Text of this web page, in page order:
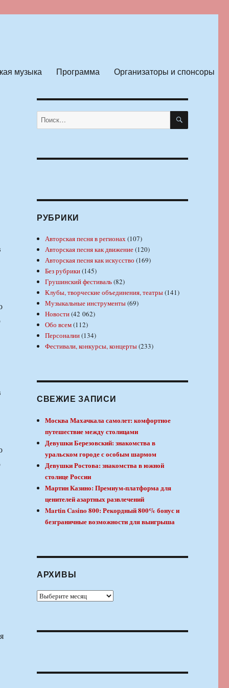
музыка Программа Организаторы и спонсоры
Искать: ПОИСК
РУБРИКИ
Авторская песня в регионах(107)
Авторская песня как движение(120)
Авторская песня как искусство (169)
Без рубрики(145)
Грушинский фестиваль(82)
Клубы, творческие объединения, театры(141)
Музыкальные инструменты(69)
Новости(42 062)
Обо всем(112)
Персоналии(134)
Фестивали, конкурсы, концерты(233)
СВЕЖИЕ ЗАПИСИ
Москва Махачкала самолет: комфортное
путешествие между столицами
Девушки Березовский: знакомства в
уральском городе с особым шармом
Девушки Ростова: знакомства в южной
столице России
Мартин Казино: Премиум-платформа для
ценителей азартных развлечений
Martin Casino 800: Рекордный 800% бонус и
безграничные возможности для выигрыша
АРХИВЫ
Архивы